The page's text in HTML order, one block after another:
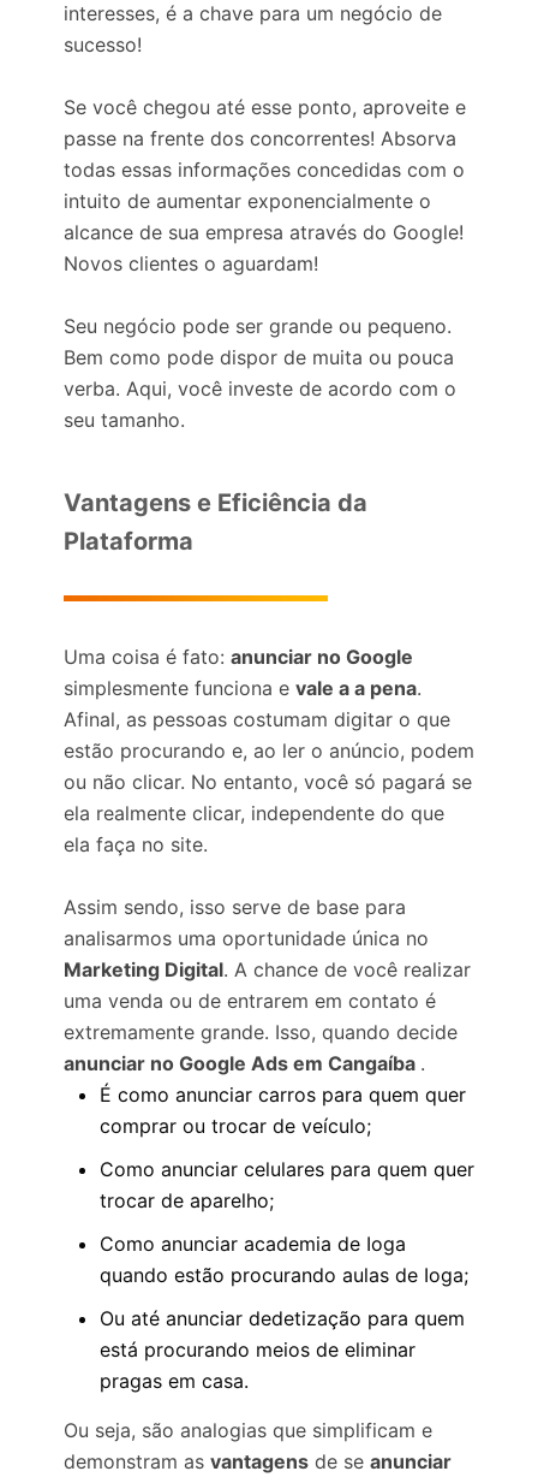
interesses, é a chave para um negócio de
sucesso!
Se você chegou até esse ponto, aproveite e
passe na frente dos concorrentes! Absorva
todas essas informações concedidas com o
intuito de aumentar exponencialmente o
alcance de sua empresa através do Google!
Novos clientes o aguardam!
Seu negócio pode ser grande ou pequeno.
Bem como pode dispor de muita ou pouca
verba. Aqui, você investe de acordo com o
seu tamanho.
Vantagens e Eficiência da
Plataforma
Uma coisa é fato: anunciar no Google
simplesmente funciona e vale a a pena.
Afinal, as pessoas costumam digitar o que
estão procurando e, ao ler o anúncio, podem
ou não clicar. No entanto, você só pagará se
ela realmente clicar, independente do que
ela faça no site.
Assim sendo, isso serve de base para
analisarmos uma oportunidade única no
Marketing Digital. A chance de você realizar
uma venda ou de entrarem em contato é
extremamente grande. Isso, quando decide
anunciar no Google Ads em Cangaíba .
É como anunciar carros para quem quer
comprar ou trocar de veículo;
Como anunciar celulares para quem quer
trocar de aparelho;
Como anunciar academia de Ioga
quando estão procurando aulas de Ioga;
Ou até anunciar dedetização para quem
está procurando meios de eliminar
pragas em casa.
Ou seja, são analogias que simplificam e
demonstram as vantagens de se anunciar